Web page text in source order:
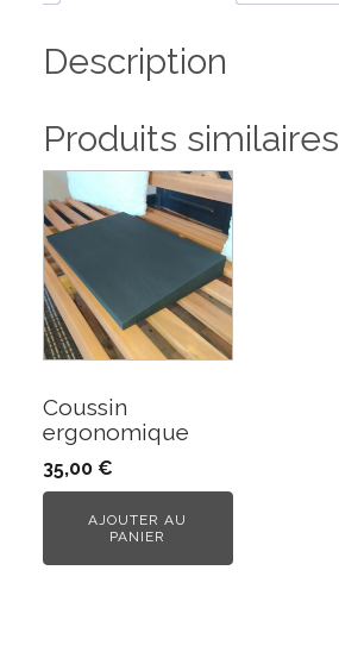
Description
Produits similaires
Coussin
ergonomique
35,00 €
AJOUTER AU
PANIER